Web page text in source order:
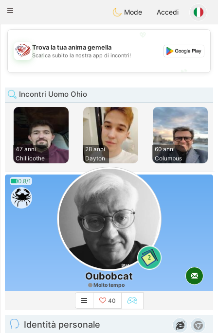
StatesDating
Toggle
Mode Accedi
💖
💕
Trova la tua anima gemella
Scarica subito la nostra app di incontri!
Incontri Uomo Ohio
47 anni
Chillicothe
28 anni
Dayton
60 anni
Columbus
0.8/1
2
Oubobcat
Molto tempo
40
Identità personale